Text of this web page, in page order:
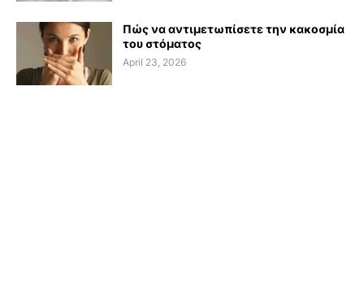
Πώς να αντιμετωπίσετε την κακοσμία
του στόματος
April 23, 2026